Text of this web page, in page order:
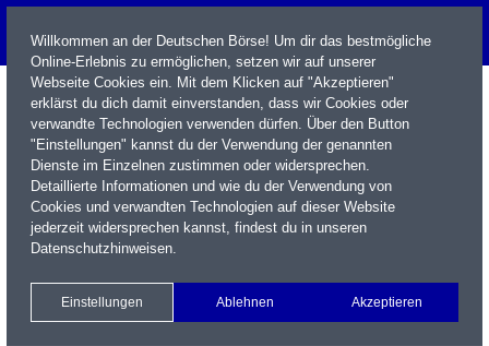
Name / WKN / ISIN / Kürzel
Xetra Realtime
Watchlist Portfolio Login
Willkommen an der Deutschen Börse! Um dir das bestmögliche
Online-Erlebnis zu ermöglichen, setzen wir auf unserer
Webseite Cookies ein. Mit dem Klicken auf "Akzeptieren"
erklärst du dich damit einverstanden, dass wir Cookies oder
verwandte Technologien verwenden dürfen. Über den Button
"Einstellungen" kannst du der Verwendung der genannten
Dienste im Einzelnen zustimmen oder widersprechen.
Detaillierte Informationen und wie du der Verwendung von
Cookies und verwandten Technologien auf dieser Website
jederzeit widersprechen kannst, findest du in unseren
Datenschutzhinweisen.
Einstellungen Ablehnen Akzeptieren